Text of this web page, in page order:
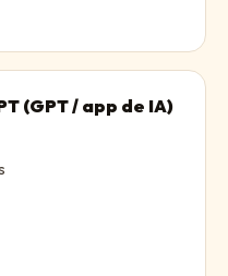
(GPT / app de IA)